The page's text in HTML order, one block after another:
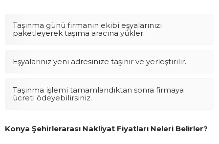
Taşınma günü firmanın ekibi eşyalarınızı
paketleyerek taşıma aracına yükler.
Eşyalarınız yeni adresinize taşınır ve yerleştirilir.
Taşınma işlemi tamamlandıktan sonra firmaya
ücreti ödeyebilirsiniz.
Konya Şehirlerarası Nakliyat Fiyatları Neleri Belirler?